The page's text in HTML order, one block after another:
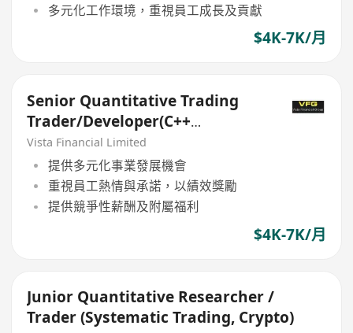
多元化工作環境，重視員工成長及貢獻
$4K-7K/月
Senior Quantitative Trading
Trader/Developer(C++
Mandatory)
Vista Financial Limited
提供多元化事業發展機會
重視員工熱情與承諾，以績效獎勵
提供競爭性薪酬及附屬福利
$4K-7K/月
Junior Quantitative Researcher /
Trader (Systematic Trading, Crypto)